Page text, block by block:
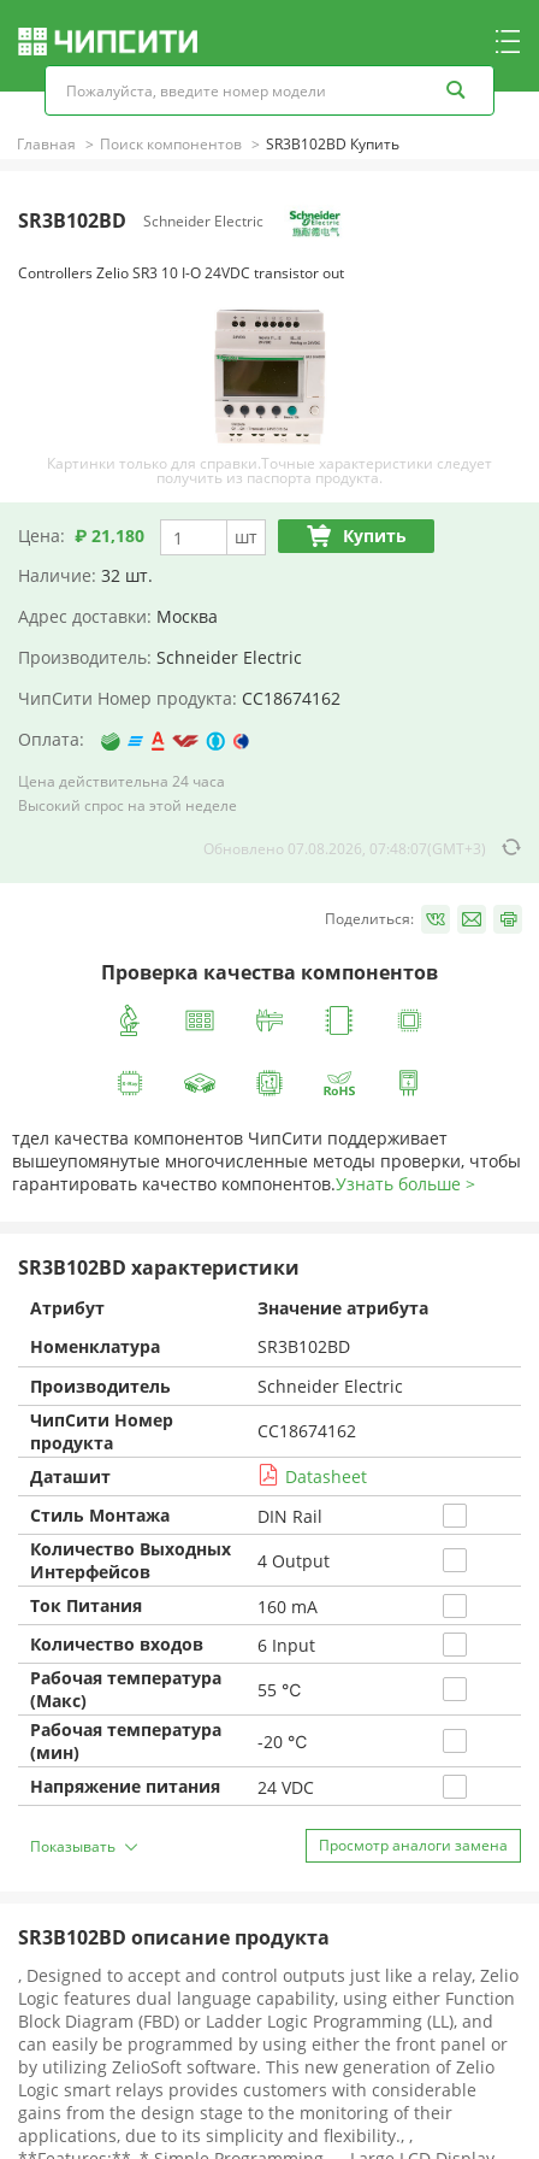
Главная Поиск компонентов SR3B102BD Купить
SR3B102BD Schneider Electric
Controllers Zelio SR3 10 I-O 24VDC transistor out
Картинки только для справки.Точные характеристики следует
получить из паспорта продукта.
Цена: ₽ 21,180 шт
Купить
Наличие: 32 шт.
Адрес доставки: Москва
Производитель: Schneider Electric
ЧипСити Номер продукта: CC18674162
Оплата:
Цена действительна 24 часа
Высокий спрос на этой неделе
Обновлено 07.08.2026, 07:48:07(GMT+3)
Поделиться:
Проверка качества компонентов
тдел качества компонентов ЧипСити поддерживает
вышеупомянутые многочисленные методы проверки, чтобы
гарантировать качество компонентов.Узнать больше >
SR3B102BD характеристики
Атрибут
Значение атрибута
Номенклатура
SR3B102BD
Производитель
Schneider Electric
ЧипСити Номер
продукта
CC18674162
Даташит
Datasheet
Стиль Монтажа
DIN Rail
Количество Выходных
Интерфейсов
4 Output
Ток Питания
160 mA
Количество входов
6 Input
Рабочая температура
(Макс)
55 ℃
Рабочая температура
(мин)
-20 ℃
Напряжение питания
24 VDC
Показывать Просмотр аналоги замена
SR3B102BD описание продукта
, Designed to accept and control outputs just like a relay, Zelio
Logic features dual language capability, using either Function
Block Diagram (FBD) or Ladder Logic Programming (LL), and
can easily be programmed by using either the front panel or
by utilizing ZelioSoft software. This new generation of Zelio
Logic smart relays provides customers with considerable
gains from the design stage to the monitoring of their
applications, due to its simplicity and flexibility., ,